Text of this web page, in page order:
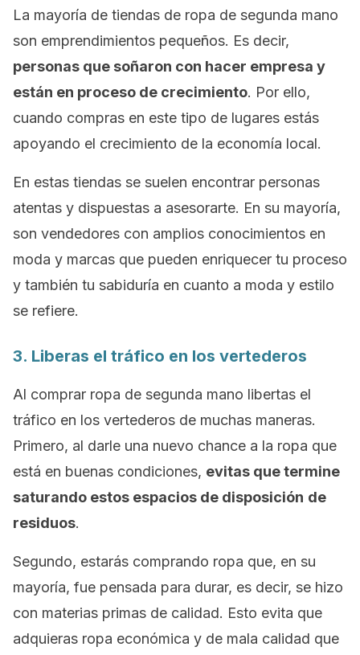
La mayoría de tiendas de ropa de segunda mano
son emprendimientos pequeños. Es decir,
personas que soñaron con hacer empresa y
están en proceso de crecimiento. Por ello,
cuando compras en este tipo de lugares estás
apoyando el crecimiento de la economía local.
En estas tiendas se suelen encontrar personas
atentas y dispuestas a asesorarte. En su mayoría,
son vendedores con amplios conocimientos en
moda y marcas que pueden enriquecer tu proceso
y también tu sabiduría en cuanto a moda y estilo
se refiere.
3. Liberas el tráfico en los vertederos
Al comprar ropa de segunda mano libertas el
tráfico en los vertederos de muchas maneras.
Primero, al darle una nuevo chance a la ropa que
está en buenas condiciones, evitas que termine
saturando estos espacios de disposición de
residuos.
Segundo, estarás comprando ropa que, en su
mayoría, fue pensada para durar, es decir, se hizo
con materias primas de calidad. Esto evita que
adquieras ropa económica y de mala calidad que